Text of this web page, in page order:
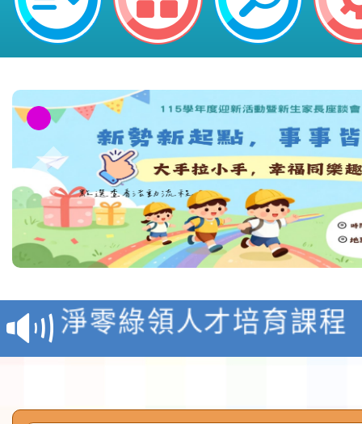
教育部校安中心白海豚
報
淨零綠領人才培育課程
檢送桃園市115學年度
及師生本土語及新住民
115年食農教育專業人